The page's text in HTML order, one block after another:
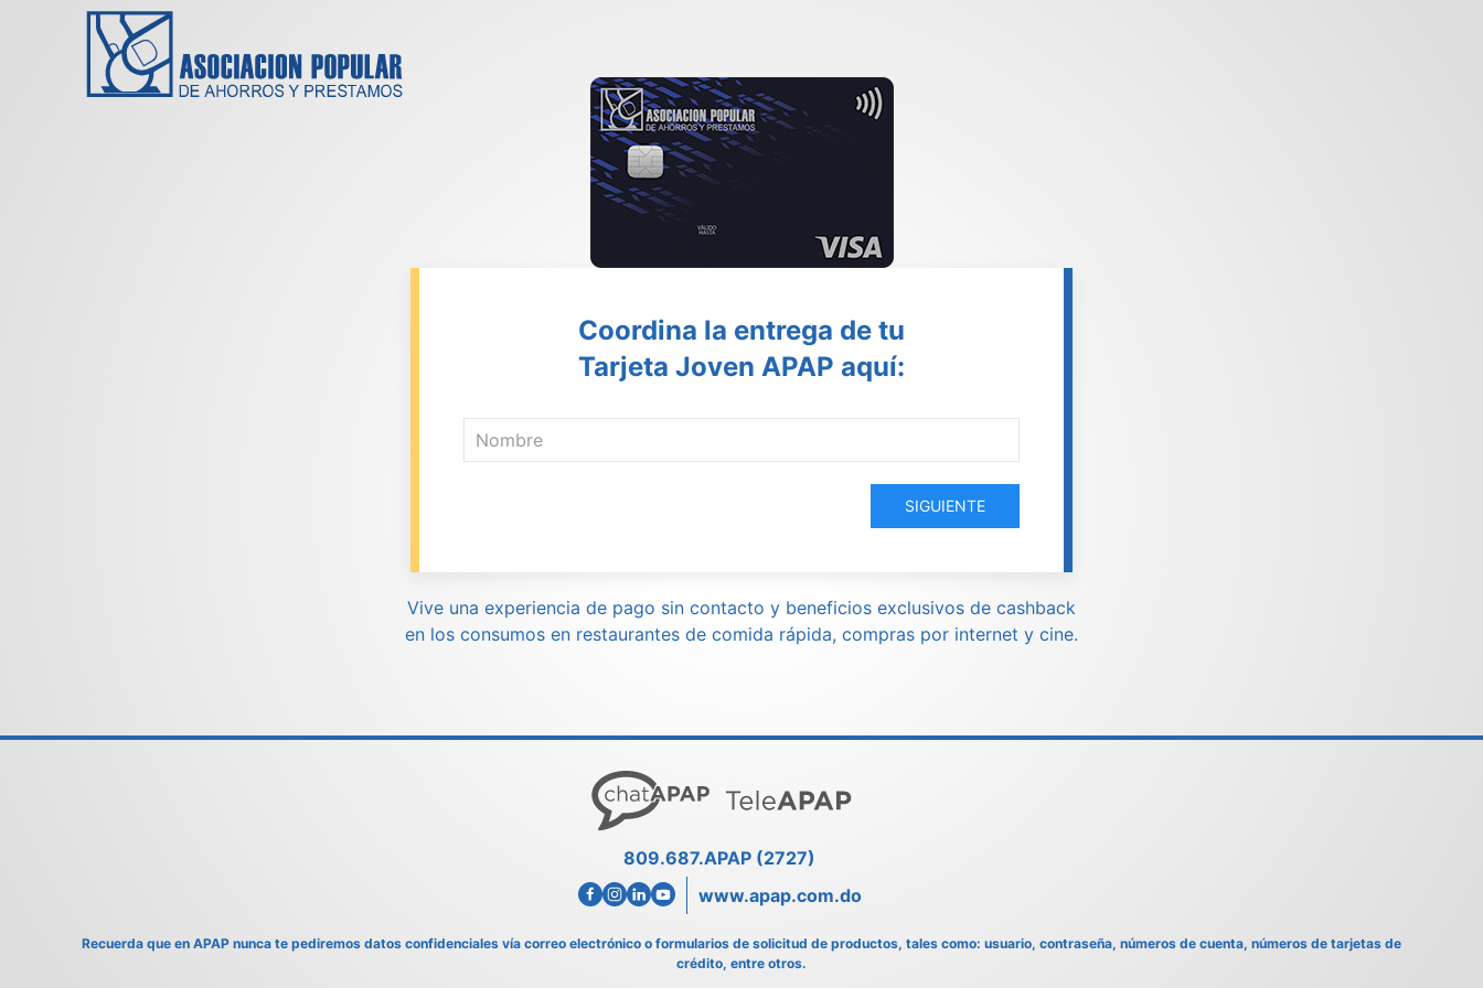
Coordina la entrega de tu
Tarjeta Joven APAP aquí:
SIGUIENTE
Vive una experiencia de pago sin contacto y beneficios exclusivos de cashback
en los consumos en restaurantes de comida rápida, compras por internet y cine.
809.687.APAP (2727)
www.apap.com.do
Recuerda que en APAP nunca te pediremos datos confidenciales vía correo electrónico o formularios de solicitud de productos, tales como: usuario, contraseña, números de cuenta, números de tarjetas de
crédito, entre otros.